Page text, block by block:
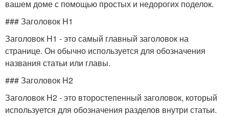
вашем доме с помощью простых и недорогих поделок.
### Заголовок H1
Заголовок H1 - это самый главный заголовок на
странице. Он обычно используется для обозначения
названия статьи или главы.
### Заголовок H2
Заголовок H2 - это второстепенный заголовок, который
используется для обозначения разделов внутри статьи.